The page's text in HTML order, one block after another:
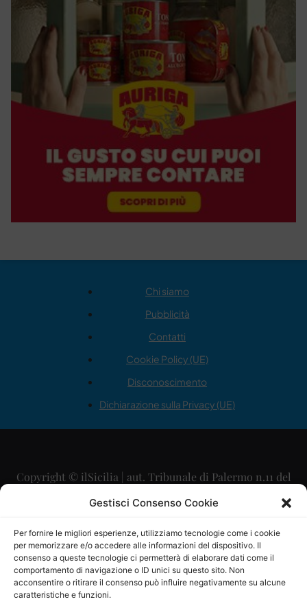
Gestisci Consenso Cookie
Per fornire le migliori esperienze, utilizziamo tecnologie come i cookie
per memorizzare e/o accedere alle informazioni del dispositivo. Il
consenso a queste tecnologie ci permetterà di elaborare dati come il
comportamento di navigazione o ID unici su questo sito. Non
acconsentire o ritirare il consenso può influire negativamente su alcune
caratteristiche e funzioni.
Chi siamo
Pubblicità
Contatti
Cookie Policy (UE)
Disconoscimento
Dichiarazione sulla Privacy (UE)
Copyright © ilSicilia | aut. Tribunale di Palermo n.11 del
29/09/2015
Direttore Editoriale: Maurizio Scaglione
Direttore Responsabile: Maria Calabrese